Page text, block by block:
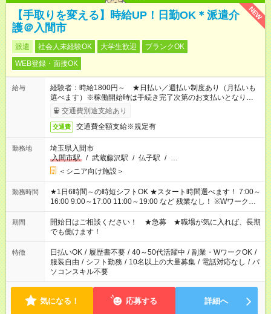
NEW
【手取りを変える】時給UP！日勤OK＊派遣介
護＠入間市
派遣 社会人未経験OK 大学生歓迎
ブランクOK
WEB登録・面接OK
給与
経験者：時給1800円～ ★日払い／週払い制度あり（月払いも
選べます）※稼働開始時は手続き完了次第のお支払いとなりま
す。交通費別途支給あり
交通費 交通費全額支給※規定有
勤務地
埼玉県入間市
入間市駅
/ 武蔵藤沢駅 / 仏子駅 / …
＜シニア向け施設＞
勤務時間
★1日6時間～の時短シフトOK ★スタート時間選べます！ 7:00～
16:00 9:00～17:00 11:00～19:00 など 残業なし！ ※Wワークの
場合、他のお仕事と合わせ週40時間超の就業はご案内できませ
ん ※法令に基づき、週20時間以上勤務は社会保険への加入対象
となります ※労働者派遣法（日雇い派遣の原則禁止）により、
短時間・短期間の就業はご案内が難しい場合があります
期間
開始日はご相談ください！ ★急募 ★職場が気に入れば、長期
でも働けます！
特徴 日払いOK / 履歴書不要 / 40～50代活躍中 / 副業・WワークOK /
服装自由 / シフト勤務 / 10名以上の大量募集 / 電話対応なし / パ
ソコンスキル不要
気になる！ 応募する 詳細へ